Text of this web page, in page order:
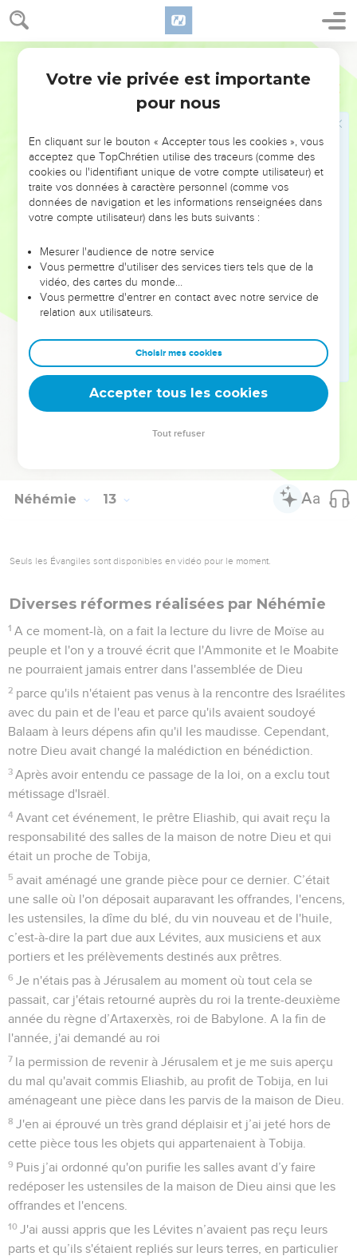
Néhémie 12
loin les cris de joie de Jérusalem.
Les parts réservées aux prêtres et aux
lévites
C’est à ce moment-là qu’on a désigné des hommes pour
offrandes, des premières récoltes et des dîmes et on les a
chargés d'y rassembler les parts accordées par la loi aux
prêtres et aux Lévites au nom des divers territoires. En effet,
Juda se réjouissait de ce que les prêtres et les Lévites
étaient à leur poste,
assurant le service de leur Dieu et des purifications. Quant
aux musiciens et aux portiers, ils respectaient l'ordre laissé
par David et par son fils Salomon.
En effet, à l’époque de David et d'Asaph déjà, cela faisait
des chants de louange et de reconnaissance en l'honneur de
Dieu.
A l’époque de Zorobabel comme à celle de Néhémie, tout
Israël faisait don des parts journalières destinées aux
musiciens et aux portiers ; il donnait aussi aux Lévites les
Néhémie 13
Seuls les Évangiles sont disponibles en vidéo pour le moment.
Diverses réformes réalisées par Néhémie
1 A ce moment-là, on a fait la lecture du livre de Moïse au
peuple et l'on y a trouvé écrit que l'Ammonite et le Moabite
ne pourraient jamais entrer dans l'assemblée de Dieu
2 parce qu'ils n'étaient pas venus à la rencontre des Israélites
avec du pain et de l'eau et parce qu'ils avaient soudoyé
Balaam à leurs dépens afin qu'il les maudisse. Cependant,
notre Dieu avait changé la malédiction en bénédiction.
3 Après avoir entendu ce passage de la loi, on a exclu tout
métissage d'Israël.
4 Avant cet événement, le prêtre Eliashib, qui avait reçu la
responsabilité des salles de la maison de notre Dieu et qui
était un proche de Tobija,
5 avait aménagé une grande pièce pour ce dernier. C’était
une salle où l'on déposait auparavant les offrandes, l'encens,
les ustensiles, la dîme du blé, du vin nouveau et de l'huile,
c’est-à-dire la part due aux Lévites, aux musiciens et aux
portiers et les prélèvements destinés aux prêtres.
6 Je n'étais pas à Jérusalem au moment où tout cela se
passait, car j'étais retourné auprès du roi la trente-deuxième
année du règne d’Artaxerxès, roi de Babylone. A la fin de
l'année, j'ai demandé au roi
7 la permission de revenir à Jérusalem et je me suis aperçu
du mal qu'avait commis Eliashib, au profit de Tobija, en lui
aménageant une pièce dans les parvis de la maison de Dieu.
8 J'en ai éprouvé un très grand déplaisir et j’ai jeté hors de
cette pièce tous les objets qui appartenaient à Tobija.
9 Puis j’ai ordonné qu'on purifie les salles avant d’y faire
redéposer les ustensiles de la maison de Dieu ainsi que les
offrandes et l'encens.
10 J'ai aussi appris que les Lévites n’avaient pas reçu leurs
parts et qu’ils s'étaient repliés sur leurs terres, en particulier
Votre vie privée est importante
pour nous
En cliquant sur le bouton « Accepter tous les cookies », vous
acceptez que TopChrétien utilise des traceurs (comme des
cookies ou l'identifiant unique de votre compte utilisateur) et
traite vos données à caractère personnel (comme vos
données de navigation et les informations renseignées dans
votre compte utilisateur) dans les buts suivants :
Mesurer l'audience de notre service
Vous permettre d'utiliser des services tiers tels que de la
vidéo, des cartes du monde…
Vous permettre d'entrer en contact avec notre service de
relation aux utilisateurs.
Choisir mes cookies
Accepter tous les cookies
Tout refuser